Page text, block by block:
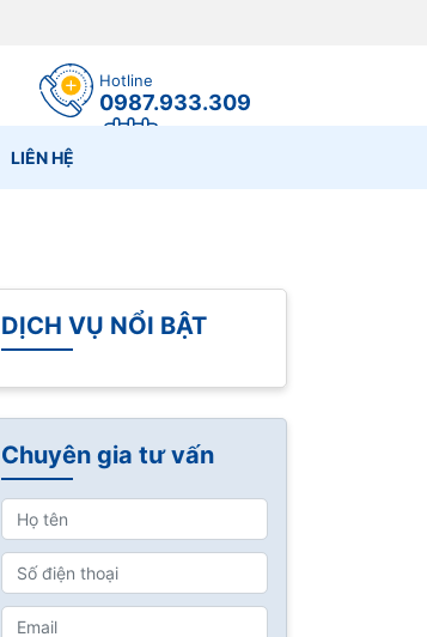
Hotline
0987.933.309
LIÊN HỆ
DỊCH VỤ NỔI BẬT
Chuyên gia tư vấn